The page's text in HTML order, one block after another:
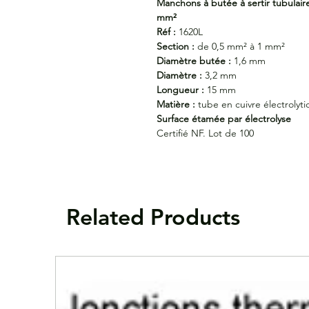
Manchons à butée à sertir
mm²
Réf : 1620L
Section : de 0,5 mm² à 1 mm²
Diamètre butée : 1,6 mm
Diamètre : 3,2 mm
Longueur : 15 mm
Matière : tube en cuivre
Surface étamée par électrolyse
Certifié NF. Lot de 100
Related Products